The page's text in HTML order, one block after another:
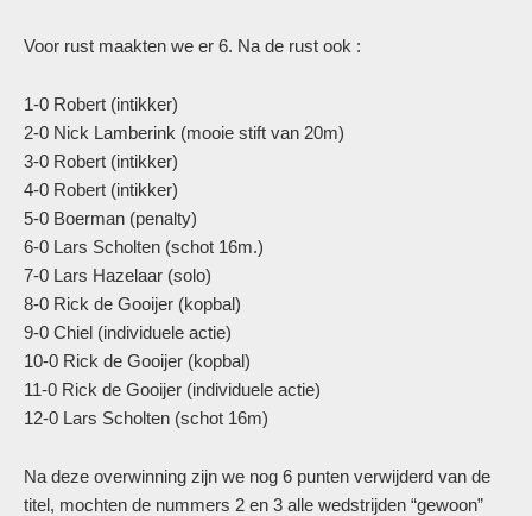
Voor rust maakten we er 6. Na de rust ook :
1-0 Robert (intikker)
2-0 Nick Lamberink (mooie stift van 20m)
3-0 Robert (intikker)
4-0 Robert (intikker)
5-0 Boerman (penalty)
6-0 Lars Scholten (schot 16m.)
7-0 Lars Hazelaar (solo)
8-0 Rick de Gooijer (kopbal)
9-0 Chiel (individuele actie)
10-0 Rick de Gooijer (kopbal)
11-0 Rick de Gooijer (individuele actie)
12-0 Lars Scholten (schot 16m)
Na deze overwinning zijn we nog 6 punten verwijderd van de
titel, mochten de nummers 2 en 3 alle wedstrijden “gewoon”